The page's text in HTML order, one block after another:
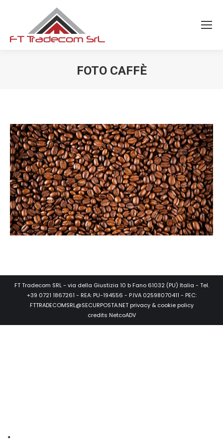
FOTO CAFFÈ
FT Tradecom SRL - via della Giustizia 10 b Fano 61032 (PU) Italia - Tel.
+39 0721 1867261 - REA: PU-194556 - P.IVA 02598070411 - PEC:
FTTRADECOMSRL@SECURPOSTA.NET privacy & cookie policy
credits NetcoADV